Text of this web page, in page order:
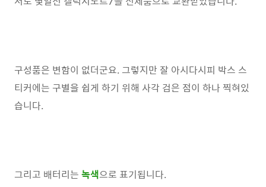
구성품은 변함이 없더군요. 그렇지만 잘 아시다시피 박스 스
티커에는 구별을 쉽게 하기 위해 사각 검은 점이 하나 찍혀있
습니다.
그리고 배터리는 녹색으로 표기됩니다.